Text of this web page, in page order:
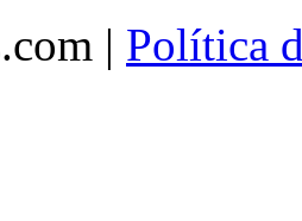
| Política